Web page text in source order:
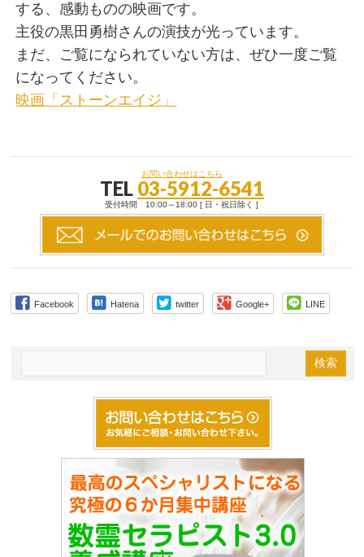
する、感動ものの映画です。
主役の黒田勇樹さんの演技が光っています。
まだ、ご覧になられていない方は、ぜひ一度ご覧
になってください。
映画「ストーンエイジ」
お問い合わせはこちら
TEL 03-5912-6541
受付時間 10:00～18:00 [ 日・祝日除く ]
Facebook Hatena twitter Google+ LINE